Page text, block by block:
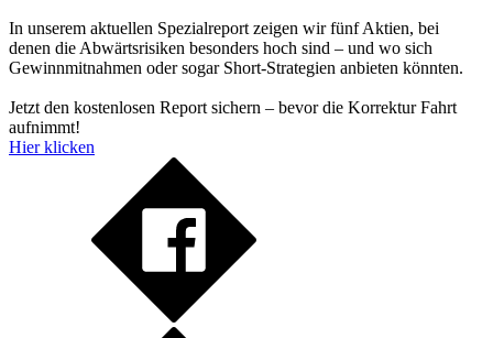
In unserem aktuellen Spezialreport zeigen wir fünf Aktien, bei
denen die Abwärtsrisiken besonders hoch sind – und wo sich
Gewinnmitnahmen oder sogar Short-Strategien anbieten könnten.
Jetzt den kostenlosen Report sichern – bevor die Korrektur Fahrt
aufnimmt!
Hier klicken